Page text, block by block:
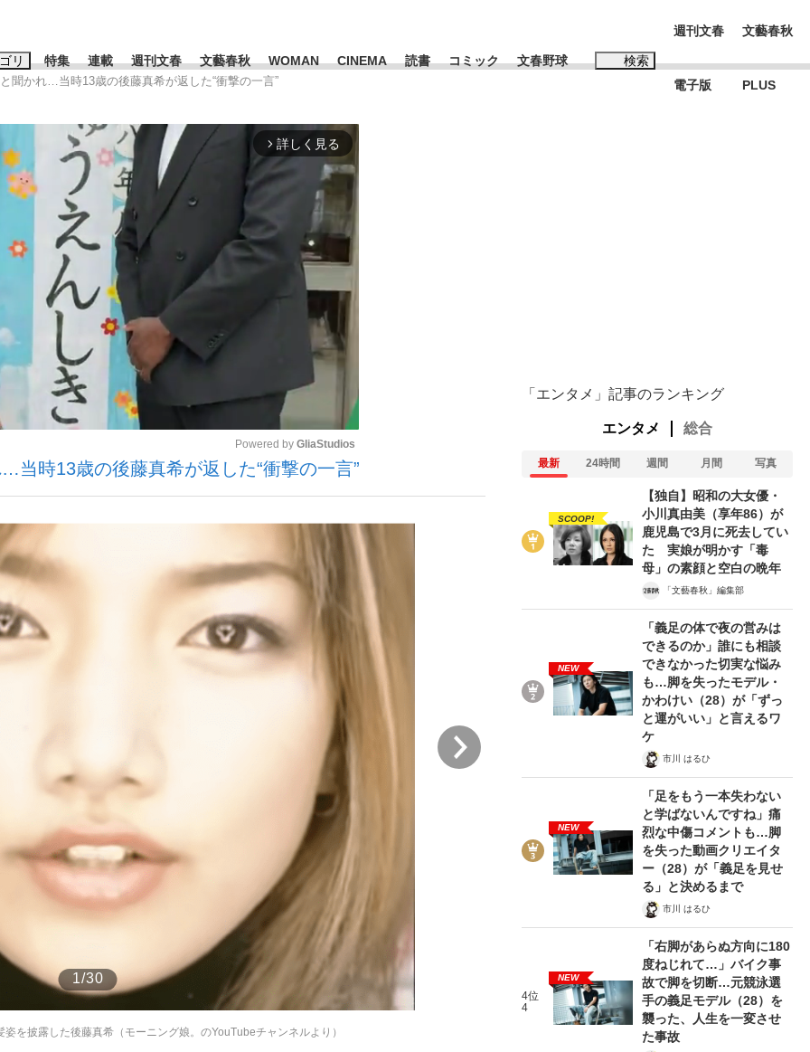
リ
時価総額が一時トヨタ超え...
が鹿児島で3月に死去し...
特集
日本生まれのK-POPアイドルたち
観る将棋、読む将棋
連載 週刊文春 文藝春秋 WOMAN CINEMA 読書 コミック 文春野球 検索
ワードタグ一覧
#後藤真希 #森岡毅 #城彰二 #内田有紀 #松田聖子
上彰
週刊文春
電子版
文藝春秋
PLUS
聞かれ…当時13歳の後藤真希が返した“衝撃の一言”
arrow_forward_ios 詳しく見る
Mute
Powered by GliaStudios
当時13歳の後藤真希が返した“衝撃の一言”
1/30
を披露した後藤真希（モーニング娘。のYouTubeチャンネルより）
「エンタメ」記事のランキング
エンタメ 総合
最新 24時間 週間 月間 写真
SCOOP!
【独自】昭和の大女優・
小川真由美（享年86）が
鹿児島で3月に死去してい
た 実娘が明かす「毒
母」の素顔と空白の晩年
「文藝春秋」編集部
NEW
「義足の体で夜の営みは
できるのか」誰にも相談
できなかった切実な悩み
も…脚を失ったモデル・
かわけい（28）が「ずっ
と運がいい」と言えるワ
ケ
市川 はるひ
NEW
「足をもう一本失わない
と学ばないんですね」痛
烈な中傷コメントも…脚
を失った動画クリエイタ
ー（28）が「義足を見せ
る」と決めるまで
市川 はるひ
4位
4
NEW
「右脚があらぬ方向に180
度ねじれて…」バイク事
故で脚を切断…元競泳選
手の義足モデル（28）を
襲った、人生を一変させ
た事故